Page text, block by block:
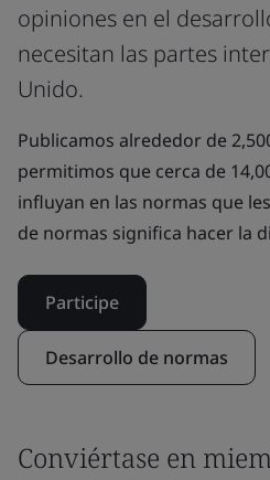
opiniones en el
necesitan las partes
Unido.
Publicamos alrededor de
permitimos que cerca de
influyan en las normas que
de normas significa hacer la
Participe
Desarrollo de normas
Conviértase en